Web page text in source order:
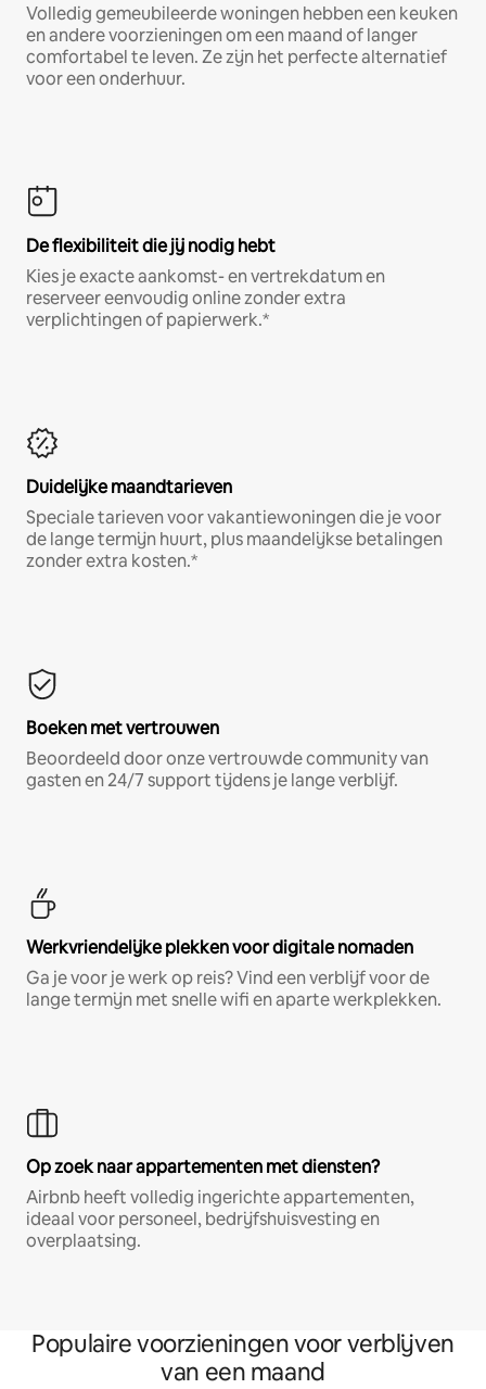
Volledig gemeubileerde woningen hebben een keuken
en andere voorzieningen om een maand of langer
comfortabel te leven. Ze zijn het perfecte alternatief
voor een onderhuur.
De flexibiliteit die jij nodig hebt
Kies je exacte aankomst- en vertrekdatum en
reserveer eenvoudig online zonder extra
verplichtingen of papierwerk.*
Duidelijke maandtarieven
Speciale tarieven voor vakantiewoningen die je voor
de lange termijn huurt, plus maandelijkse betalingen
zonder extra kosten.*
Boeken met vertrouwen
Beoordeeld door onze vertrouwde community van
gasten en 24/7 support tijdens je lange verblijf.
Werkvriendelijke plekken voor digitale nomaden
Ga je voor je werk op reis? Vind een verblijf voor de
lange termijn met snelle wifi en aparte werkplekken.
Op zoek naar appartementen met diensten?
Airbnb heeft volledig ingerichte appartementen,
ideaal voor personeel, bedrijfshuisvesting en
overplaatsing.
Populaire voorzieningen voor verblijven
van een maand